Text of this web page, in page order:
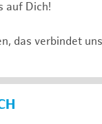
auf Dich!
das verbindet